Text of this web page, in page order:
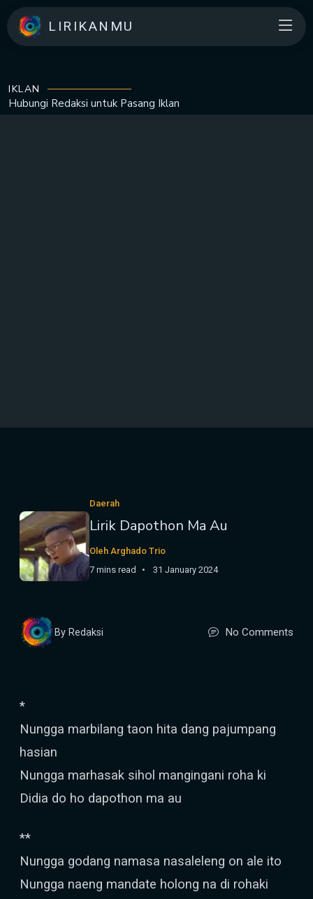
LIRIKANMU
IKLAN
Hubungi Redaksi untuk Pasang Iklan
Daerah
Lirik Dapothon Ma Au
Oleh Arghado Trio
7 mins read
31 January 2024
By Redaksi No Comments
*
Nungga marbilang taon hita dang pajumpang
hasian
Nungga marhasak sihol mangingani roha ki
Didia do ho dapothon ma au
**
Nungga godang namasa nasaleleng on ale ito
Nungga naeng mandate holong na di rohaki